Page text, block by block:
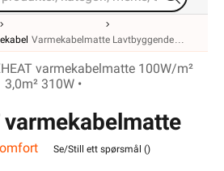
Varmekabelmatte Lavtbyggende
varmekabelmatte 100W/m²
3,0m² 310W •
varmekabelmatte
3,0m² 310W
Se/Still ett spørsmål ()